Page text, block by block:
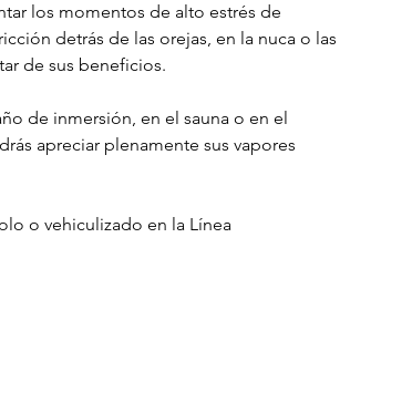
los momentos de alto estrés de
detrás de las orejas, en la nuca o las
de sus beneficios.
de inmersión, en el sauna o en el
apreciar plenamente sus vapores
o vehiculizado en la Línea